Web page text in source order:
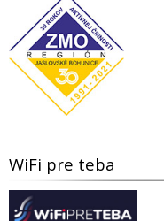
WiFi pre teba